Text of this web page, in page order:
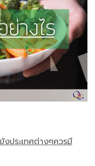
งประเทศต่างๆควรมี